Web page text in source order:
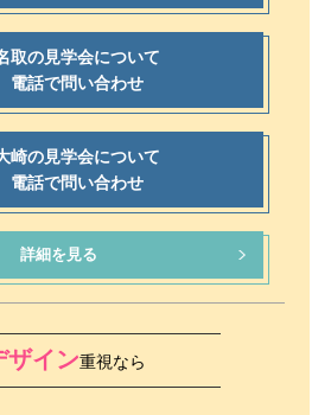
取の見学会について
電話で問い合わせ
崎の見学会について
電話で問い合わせ
詳細を見る
ザイン重視なら